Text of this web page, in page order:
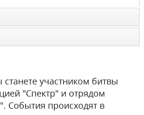
станете участником битвы
"Спектр" и отрядом
События происходят в